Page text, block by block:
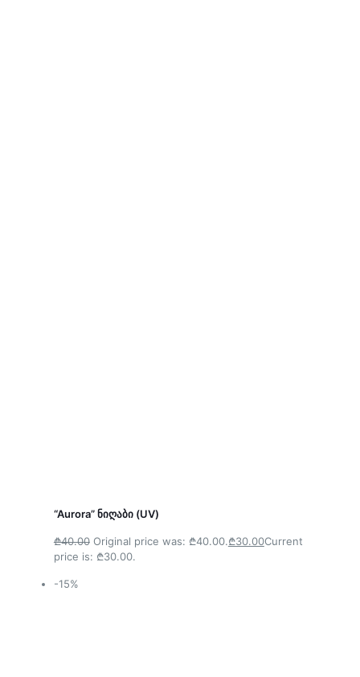
“Aurora” ნიღაბი (UV)
₾40.00Original price was: ₾40.00.₾30.00Current
price is: ₾30.00.
-15%